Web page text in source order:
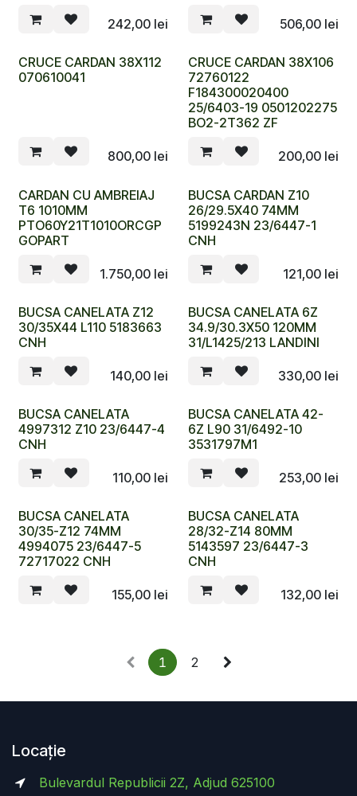
242,00 lei 506,00lei
CRUCE CARDAN 38X112
070610041
800,00 lei
CRUCE CARDAN 38X106
72760122
F184300020400
25/6403-19 0501202275
BO2-2T362 ZF
200,00lei
CARDAN CU AMBREIAJ
T6 1010MM
PTO60Y21T1010ORCGP
GOPART
1.750,00 lei
BUCSA CARDAN Z10
26/29.5X40 74MM
5199243N 23/6447-1
CNH
121,00lei
BUCSA CANELATA Z12
30/35X44 L110 5183663
CNH
140,00 lei
BUCSA CANELATA 6Z
34.9/30.3X50 120MM
31/L1425/213 LANDINI
330,00lei
BUCSA CANELATA
4997312 Z10 23/6447-4
CNH
110,00 lei
BUCSA CANELATA 42-
6Z L90 31/6492-10
3531797M1
253,00lei
BUCSA CANELATA
30/35-Z12 74MM
4994075 23/6447-5
72717022 CNH
155,00 lei
BUCSA CANELATA
28/32-Z14 80MM
5143597 23/6447-3
CNH
132,00lei
1 2
Locație
Bulevardul Republicii 2Z, Adjud 625100